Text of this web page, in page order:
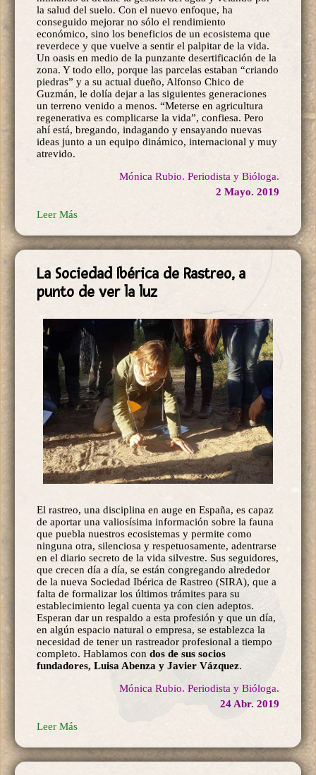
la salud del suelo. Con el nuevo enfoque, ha
conseguido mejorar no sólo el rendimiento
económico, sino los beneficios de un ecosistema que
reverdece y que vuelve a sentir el palpitar de la vida.
Un oasis en medio de la punzante desertificación de la
zona. Y todo ello, porque las parcelas estaban “criando
piedras” y a su actual dueño, Alfonso Chico de
Guzmán, le dolía dejar a las siguientes generaciones
un terreno venido a menos. “Meterse en agricultura
regenerativa es complicarse la vida”, confiesa. Pero
ahí está, bregando, indagando y ensayando nuevas
ideas junto a un equipo dinámico, internacional y muy
atrevido.
Mónica Rubio. Periodista y Bióloga.
2 Mayo. 2019
Leer Más
La Sociedad Ibérica de Rastreo, a
punto de ver la luz
El rastreo, una disciplina en auge en España, es capaz
de aportar una valiosísima información sobre la fauna
que puebla nuestros ecosistemas y permite como
ninguna otra, silenciosa y respetuosamente, adentrarse
en el diario secreto de la vida silvestre. Sus seguidores,
que crecen día a día, se están congregando alrededor
de la nueva Sociedad Ibérica de Rastreo (SIRA), que a
falta de formalizar los últimos trámites para su
establecimiento legal cuenta ya con cien adeptos.
Esperan dar un respaldo a esta profesión y que un día,
en algún espacio natural o empresa, se establezca la
necesidad de tener un rastreador profesional a tiempo
completo. Hablamos con dos de sus socios
fundadores, Luisa Abenza y Javier Vázquez.
Mónica Rubio. Periodista y Bióloga.
24 Abr. 2019
Leer Más